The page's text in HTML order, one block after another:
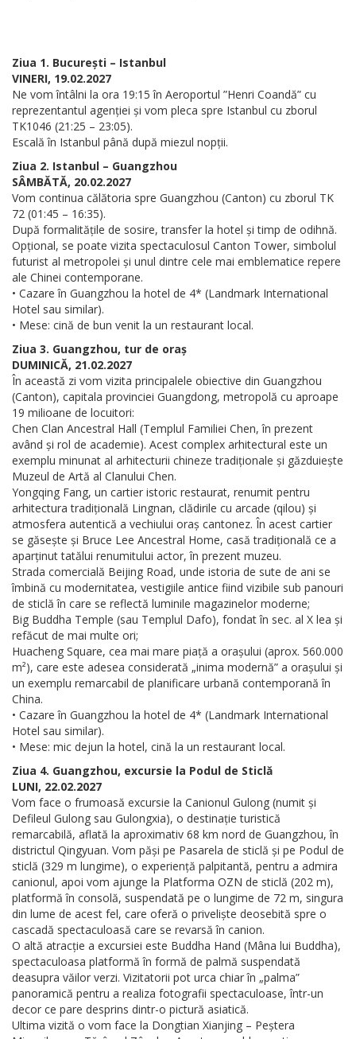
Ziua 1. București – Istanbul
VINERI, 19.02.2027
Ne vom întâlni la ora 19:15 în Aeroportul ”Henri Coandă” cu
reprezentantul agenției și vom pleca spre Istanbul cu zborul
TK1046 (21:25 – 23:05).
Escală în Istanbul până după miezul nopții.
Ziua 2. Istanbul – Guangzhou
SÂMBĂTĂ, 20.02.2027
Vom continua călătoria spre Guangzhou (Canton) cu zborul TK
72 (01:45 – 16:35).
După formalitățile de sosire, transfer la hotel și timp de odihnă.
Opțional, se poate vizita spectaculosul Canton Tower, simbolul
futurist al metropolei și unul dintre cele mai emblematice repere
ale Chinei contemporane.
• Cazare în Guangzhou la hotel de 4* (Landmark International
Hotel sau similar).
• Mese: cină de bun venit la un restaurant local.
Ziua 3. Guangzhou, tur de oraș
DUMINICĂ, 21.02.2027
În această zi vom vizita principalele obiective din Guangzhou
(Canton), capitala provinciei Guangdong, metropolă cu aproape
19 milioane de locuitori:
Chen Clan Ancestral Hall (Templul Familiei Chen, în prezent
având și rol de academie). Acest complex arhitectural este un
exemplu minunat al arhitecturii chineze tradiționale și găzduiește
Muzeul de Artă al Clanului Chen.
Yongqing Fang, un cartier istoric restaurat, renumit pentru
arhitectura tradițională Lingnan, clădirile cu arcade (qilou) și
atmosfera autentică a vechiului oraș cantonez. În acest cartier
se găsește și Bruce Lee Ancestral Home, casă tradițională ce a
aparținut tatălui renumitului actor, în prezent muzeu.
Strada comercială Beijing Road, unde istoria de sute de ani se
îmbină cu modernitatea, vestigiile antice fiind vizibile sub panouri
de sticlă în care se reflectă luminile magazinelor moderne;
Big Buddha Temple (sau Templul Dafo), fondat în sec. al X lea și
refăcut de mai multe ori;
Huacheng Square, cea mai mare piață a orașului (aprox. 560.000
m²), care este adesea considerată „inima modernă” a orașului și
un exemplu remarcabil de planificare urbană contemporană în
China.
• Cazare în Guangzhou la hotel de 4* (Landmark International
Hotel sau similar).
• Mese: mic dejun la hotel, cină la un restaurant local.
Ziua 4. Guangzhou, excursie la Podul de Sticlă
LUNI, 22.02.2027
Vom face o frumoasă excursie la Canionul Gulong (numit și
Defileul Gulong sau Gulongxia), o destinație turistică
remarcabilă, aflată la aproximativ 68 km nord de Guangzhou, în
districtul Qingyuan. Vom păși pe Pasarela de sticlă și pe Podul de
sticlă (329 m lungime), o experiență palpitantă, pentru a admira
canionul, apoi vom ajunge la Platforma OZN de sticlă (202 m),
platformă în consolă, suspendată pe o lungime de 72 m, singura
din lume de acest fel, care oferă o priveliște deosebită spre o
cascadă spectaculoasă care se revarsă în canion.
O altă atracție a excursiei este Buddha Hand (Mâna lui Buddha),
spectaculoasa platformă în formă de palmă suspendată
deasupra văilor verzi. Vizitatorii pot urca chiar în „palma”
panoramică pentru a realiza fotografii spectaculoase, într-un
decor ce pare desprins dintr-o pictură asiatică.
Ultima vizită o vom face la Dongtian Xianjing – Peștera